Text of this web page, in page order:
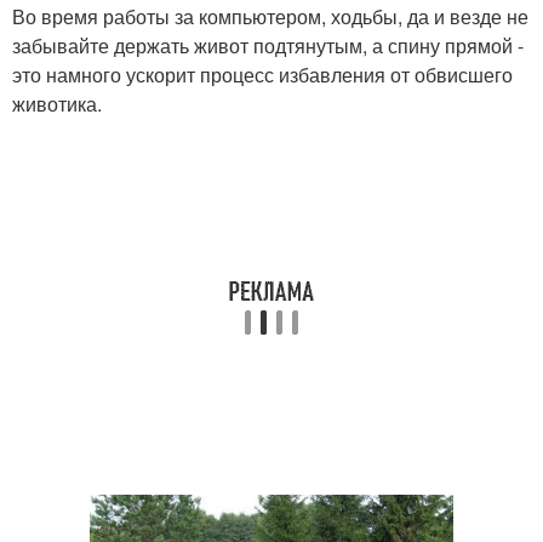
Во время работы за компьютером, ходьбы, да и везде не
забывайте держать живот подтянутым, а спину прямой -
это намного ускорит процесс избавления от обвисшего
животика.